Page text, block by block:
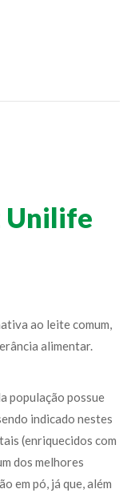
Unilife
ao leite comum,
alimentar.
população possue
indicado nestes
(enriquecidos com
dos melhores
em pó, já que, além